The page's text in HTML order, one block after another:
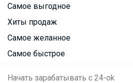
Самое выгодное
Хиты продаж
Самое желанное
Самое быстрое
Начать зарабатывать с 24-ok